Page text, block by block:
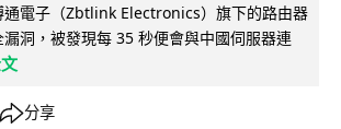
通電子（Zbtlink Electronics）旗下的路由器
洞，被發現每 35 秒便會與中國伺服器連
分享